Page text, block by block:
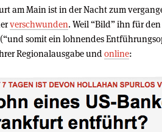
am Main ist in der Nacht zum
verschwunden. Weil “Bild” ihn für
somit ein lohnendes
Regionalausgabe und online: